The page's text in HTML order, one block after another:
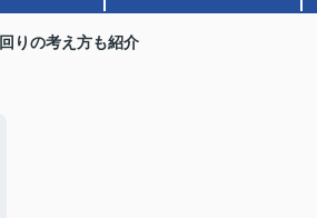
りの考え方も紹介